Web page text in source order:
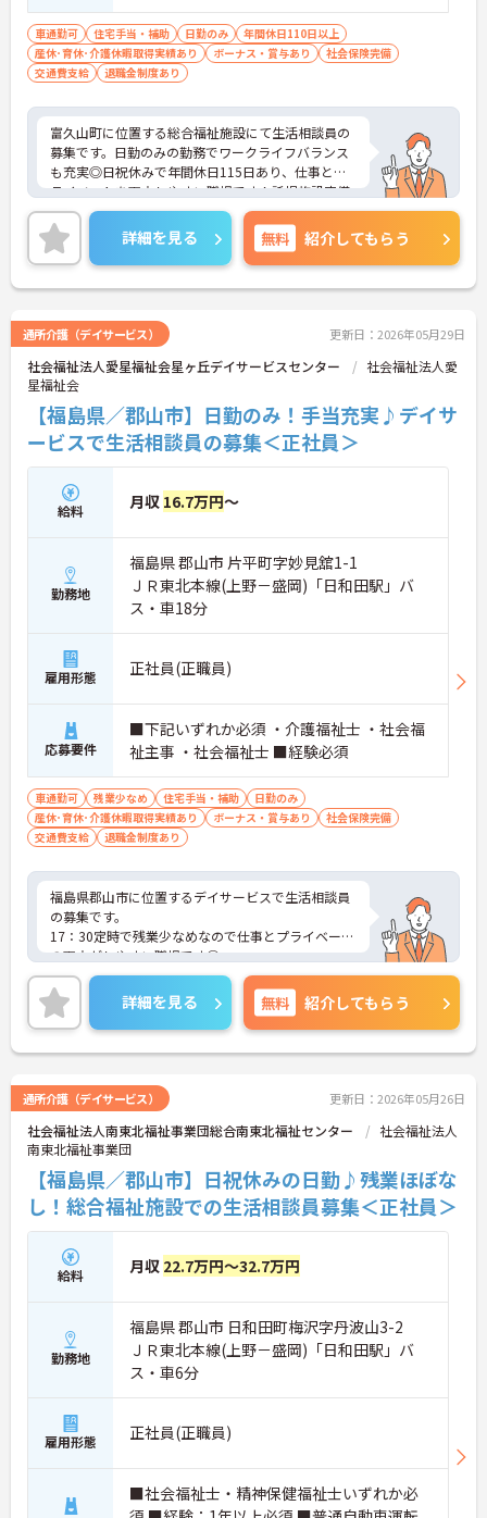
車通勤可 住宅手当・補助 日勤のみ
年間休日110日以上
産休･育休･介護休暇取得実績あり
ボーナス・賞与あり
社会保険完備
交通費支給
退職金制度あり
富久山町に位置する総合福祉施設にて生活相談員の
募集です。日勤のみの勤務でワークライフバランス
も充実◎日祝休みで年間休日115日あり、仕事とプ
ライベートを両立しやすい職場です！託児施設完備
で育児休業・介護休業の取得実績も豊富。ライフス
テージが変わっても長く安心して働ける環境が整っ
ています♪お持ちの業務経験や資格をぜひ職場で活
かしてみませんか？ご興味ある方は面接ポイントを
お伝えしますので、お気軽にご連絡ください。
詳細を見る 無料 紹介してもらう
通所介護（デイサービス） 更新日：2026年05月29日
社会福祉法人愛星福祉会星ヶ丘デイサービスセンター
社会福祉法人愛
星福祉会
【福島県／郡山市】日勤のみ！手当充実♪デイサ
ービスで生活相談員の募集＜正社員＞
給料 月収 16.7万円～
勤務地
福島県 郡山市 片平町字妙見舘1-1
ＪＲ東北本線(上野－盛岡)「日和田駅」バ
ス・車18分
雇用形態 正社員(正職員)
応募要件
■下記いずれか必須 ・介護福祉士 ・社会福
祉主事 ・社会福祉士 ■経験必須
車通勤可 残業少なめ 住宅手当・補助
日勤のみ
産休･育休･介護休暇取得実績あり
ボーナス・賞与あり
社会保険完備
交通費支給
退職金制度あり
福島県郡山市に位置するデイサービスで生活相談員
の募集です。
17：30定時で残業少なめなので仕事とプライベート
の両立がしやすい職場です◎
また、マイカー通勤OK！お車で通勤できるので雨の
日も安心です！
ご興味のある方はご面接のポイントお伝えしますの
でご気軽にお問い合わせください。
詳細を見る 無料 紹介してもらう
通所介護（デイサービス） 更新日：2026年05月26日
社会福祉法人南東北福祉事業団総合南東北福祉センター
社会福祉法人
南東北福祉事業団
【福島県／郡山市】日祝休みの日勤♪残業ほぼな
し！総合福祉施設での生活相談員募集＜正社員＞
給料 月収 22.7万円～32.7万円
勤務地
福島県 郡山市 日和田町梅沢字丹波山3-2
ＪＲ東北本線(上野－盛岡)「日和田駅」バ
ス・車6分
雇用形態 正社員(正職員)
■社会福祉士・精神保健福祉士いずれか必